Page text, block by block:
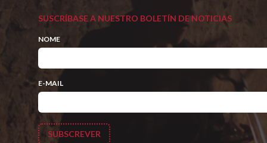
SUSCRÍBASE A NUESTRO BOLETÍN DE NOTICIAS
NOME
E-MAIL